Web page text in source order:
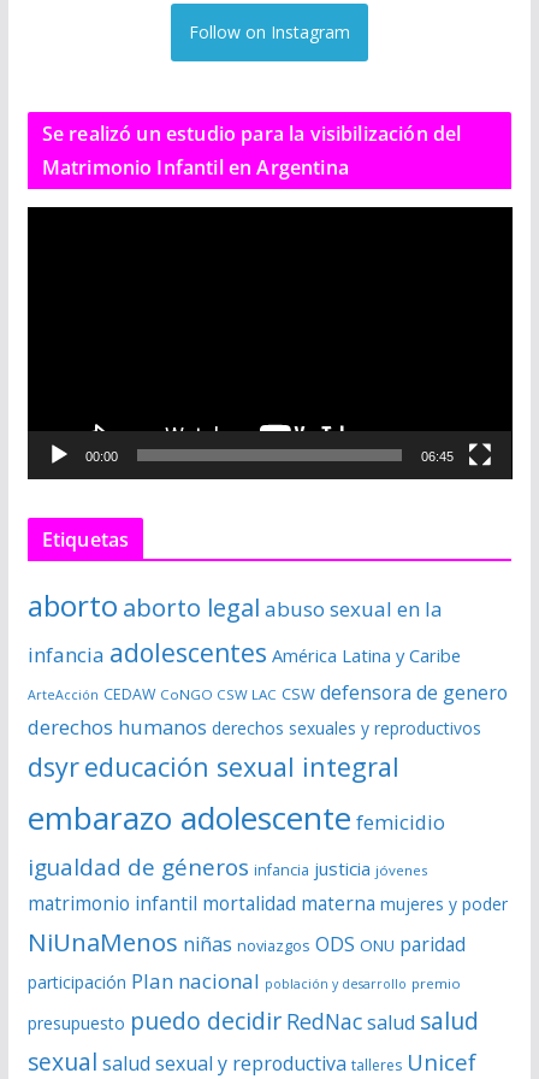
Follow on Instagram
Se realizó un estudio para la visibilización del
Matrimonio Infantil en Argentina
c
r
v
e
o
00:00 06:45
Etiquetas
aborto aborto legal abuso sexual en la
infancia adolescentes América Latina y Caribe
ArteAcción CEDAW CoNGO CSW LAC CSW defensora de genero
derechos humanos derechos sexuales y reproductivos
dsyreducación sexual integral
embarazo adolescente femicidio
igualdad de géneros infancia justicia jóvenes
matrimonio infantil mortalidad materna mujeres y poder
NiUnaMenos niñas noviazgos ODS ONU paridad
participación Plan nacional población y desarrollo premio
presupuesto puedo decidir RedNacsalud salud
sexual salud sexual y reproductiva talleres Unicef